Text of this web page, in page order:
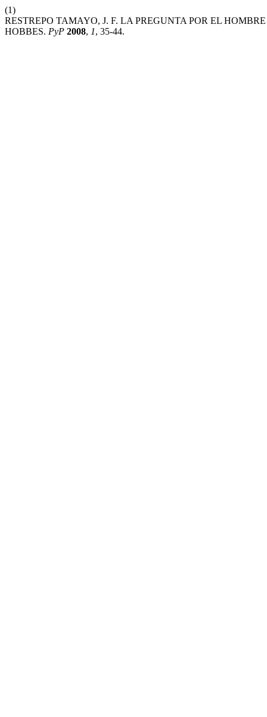
(1)
RESTREPO TAMAYO, J. F. LA PREGUNTA POR EL
HOBBES. PyP 2008, 1, 35-44.